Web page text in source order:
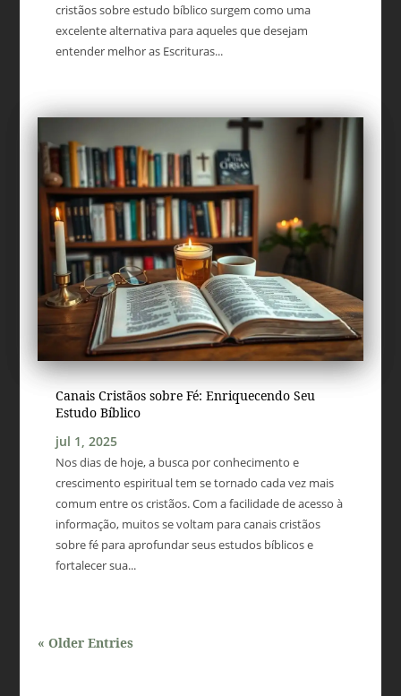
cristãos sobre estudo bíblico surgem como uma
excelente alternativa para aqueles que desejam
entender melhor as Escrituras...
Canais Cristãos sobre Fé: Enriquecendo Seu
Estudo Bíblico
jul 1, 2025
Nos dias de hoje, a busca por conhecimento e
crescimento espiritual tem se tornado cada vez mais
comum entre os cristãos. Com a facilidade de acesso à
informação, muitos se voltam para canais cristãos
sobre fé para aprofundar seus estudos bíblicos e
fortalecer sua...
« Older Entries